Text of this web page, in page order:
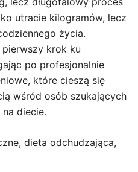
utracie kilogramów, lecz
życia.
krok ku
po profesjonalnie
które cieszą się
wśród osób szukających
diecie.
dieta odchudzająca,